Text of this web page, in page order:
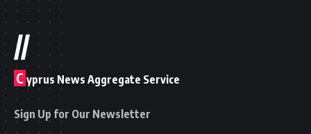
//
C yprus News Aggregate Service
Sign Up for Our Newsletter